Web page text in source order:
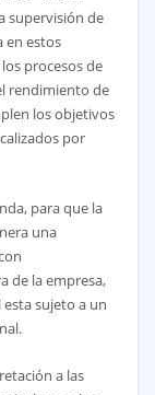
supervisión de
en estos
procesos de
rendimiento de
los objetivos
por
para que la
una
de la empresa,
sujeto a un
a las